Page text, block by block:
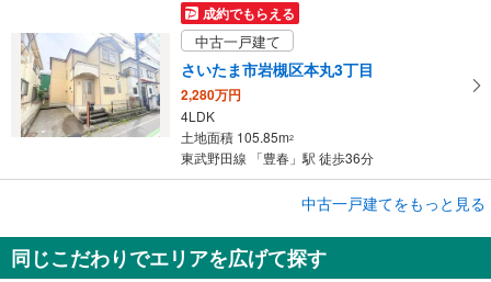
成約でもらえる
中古一戸建て
さいたま市岩槻区本丸3丁目
2,280万円
4LDK
土地面積 105.85m2
東武野田線 「豊春」駅 徒歩36分
さいたま市岩槻区南平野4丁目
中古一戸建てをもっと見る
同じこだわりでエリアを広げて探す